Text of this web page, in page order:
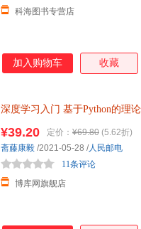
科海图书专营店
加入购物车 收藏
深度学习入门 基于Python的理
¥39.20 定价： ¥69.80 (5.62折)
博库网旗舰店
11条评论
斋藤康毅 /2021-05-28 /人民邮电